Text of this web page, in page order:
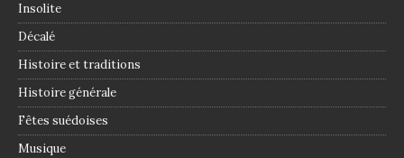
Insolite
Décalé
Histoire et traditions
Histoire générale
Fêtes suédoises
Musique